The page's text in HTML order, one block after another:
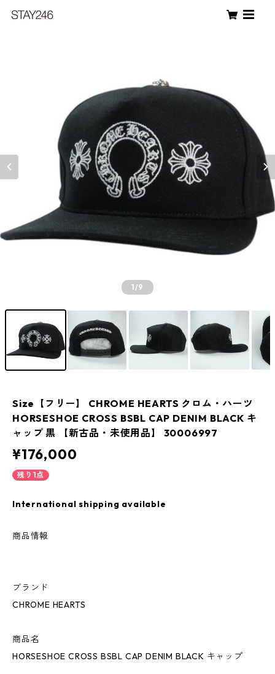
1/9
Size【フリー】 CHROME HEARTS クロム・ハーツ
HORSESHOE CROSS BSBL CAP DENIM BLACK キ
ャップ 黒 【新古品・未使用品】 30006997
¥176,000
残り1点
International shipping available
商品情報
ブランド
CHROME HEARTS
商品名
HORSESHOE CROSS BSBL CAP DENIM BLACK キャップ